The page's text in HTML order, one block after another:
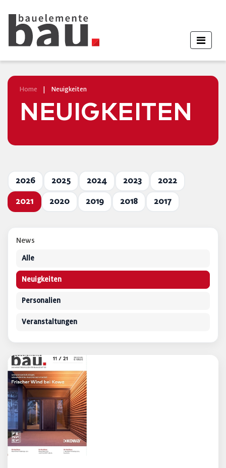
Home Neuigkeiten
NEUIGKEITEN
2026 2025 2024 2023 2022
2021 2020 2019 2018 2017
News
Alle
Neuigkeiten
Personalien
Veranstaltungen